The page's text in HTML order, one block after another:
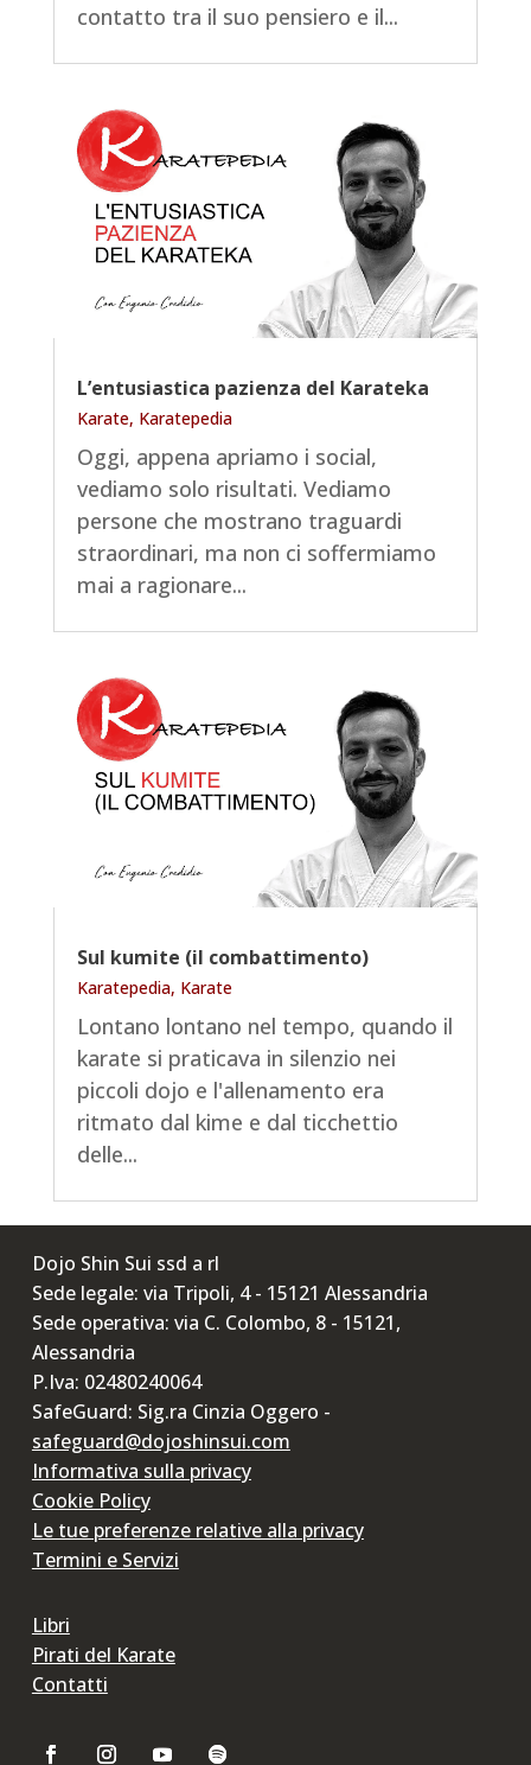
contatto tra il suo pensiero e il...
L’entusiastica pazienza del Karateka
Karate, Karatepedia
Oggi, appena apriamo i social,
vediamo solo risultati. Vediamo
persone che mostrano traguardi
straordinari, ma non ci soffermiamo
mai a ragionare...
Sul kumite (il combattimento)
Karatepedia, Karate
Lontano lontano nel tempo, quando il
karate si praticava in silenzio nei
piccoli dojo e l'allenamento era
ritmato dal kime e dal ticchettio
delle...
Dojo Shin Sui ssd a rl
Sede legale: via Tripoli, 4 - 15121 Alessandria
Sede operativa: via C. Colombo, 8 - 15121,
Alessandria
P.Iva: 02480240064
SafeGuard: Sig.ra Cinzia Oggero -
safeguard@dojoshinsui.com
Informativa sulla privacy
Cookie Policy
Le tue preferenze relative alla privacy
Termini e Servizi
Libri
Pirati del Karate
Contatti